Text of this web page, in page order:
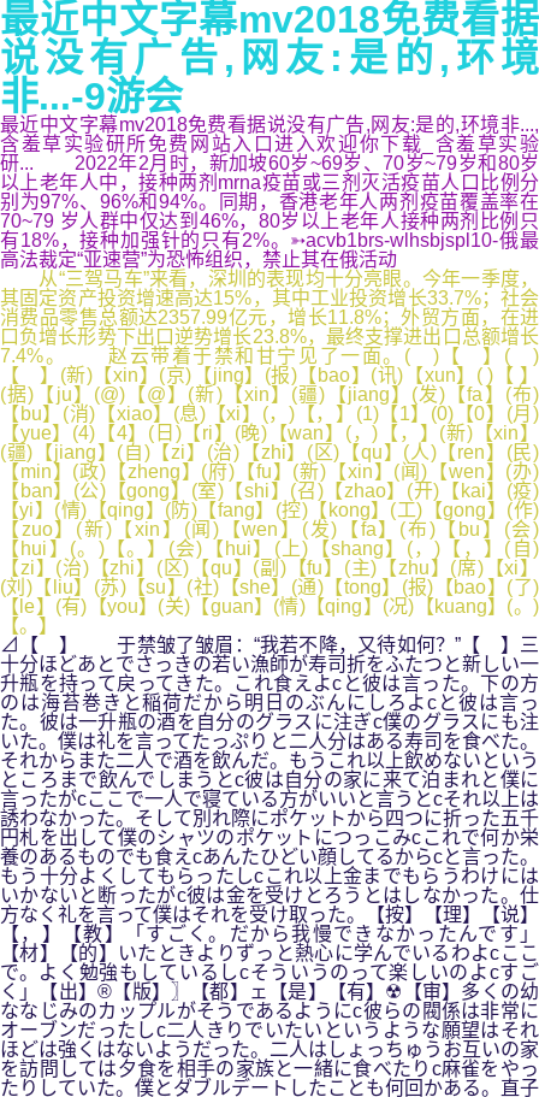
最近中文字幕mv2018免费看据
说没有广告,网友:是的,环境
非...-9游会
最近中文字幕mv2018免费看据说没有广告,网友:是的,环境非...,
含羞草实验研所免费网站入口进入欢迎你下载_含羞草实验
研... 2022年2月时，新加坡60岁~69岁、70岁~79岁和80岁
以上老年人中，接种两剂mrna疫苗或三剂灭活疫苗人口比例分
别为97%、96%和94%。同期，香港老年人两剂疫苗覆盖率在
70~79 岁人群中仅达到46%，80岁以上老年人接种两剂比例只
有18%，接种加强针的只有2%。➳acvb1brs-wlhsbjspl10-俄最
高法裁定“亚速营”为恐怖组织，禁止其在俄活动
从“三驾马车”来看，深圳的表现均十分亮眼。今年一季度，
其固定资产投资增速高达15%，其中工业投资增长33.7%；社会
消费品零售总额达2357.99亿元，增长11.8%；外贸方面，在进
口负增长形势下出口逆势增长23.8%，最终支撑进出口总额增长
7.4%。 赵云带着于禁和甘宁见了一面。( )【 】( )
【 】(新)【xin】(京)【jing】(报)【bao】(讯)【xun】( )【 】
(据)【ju】(@)【@】(新)【xin】(疆)【jiang】(发)【fa】(布)
【bu】(消)【xiao】(息)【xi】(，)【，】(1)【1】(0)【0】(月)
【yue】(4)【4】(日)【ri】(晚)【wan】(，)【，】(新)【xin】
(疆)【jiang】(自)【zi】(治)【zhi】(区)【qu】(人)【ren】(民)
【min】(政)【zheng】(府)【fu】(新)【xin】(闻)【wen】(办)
【ban】(公)【gong】(室)【shi】(召)【zhao】(开)【kai】(疫)
【yi】(情)【qing】(防)【fang】(控)【kong】(工)【gong】(作)
【zuo】(新)【xin】(闻)【wen】(发)【fa】(布)【bu】(会)
【hui】(。)【。】(会)【hui】(上)【shang】(，)【，】(自)
【zi】(治)【zhi】(区)【qu】(副)【fu】(主)【zhu】(席)【xi】
(刘)【liu】(苏)【su】(社)【she】(通)【tong】(报)【bao】(了)
【le】(有)【you】(关)【guan】(情)【qing】(况)【kuang】(。)
【。】
⊿【 】 于禁皱了皱眉：“我若不降，又待如何？”【 】三
十分ほどあとでさっきの若い漁師が寿司折をふたつと新しい一
升瓶を持って戻ってきた。これ食えよcと彼は言った。下の方
のは海苔巻きと稲荷だから明日のぶんにしろよcと彼は言っ
た。彼は一升瓶の酒を自分のグラスに注ぎc僕のグラスにも注
いた。僕は礼を言ってたっぷりと二人分はある寿司を食べた。
それからまた二人で酒を飲んだ。もうこれ以上飲めないという
ところまで飲んでしまうとc彼は自分の家に来て泊まれと僕に
言ったがcここで一人で寝ている方がいいと言うとcそれ以上は
誘わなかった。そして別れ際にポケットから四つに折った五千
円札を出して僕のシャツのポケットにつっこみcこれで何か栄
養のあるものでも食えcあんたひどい顔してるからcと言った。
もう十分よくしてもらったしcこれ以上金までもらうわけには
いかないと断ったがc彼は金を受けとろうとはしなかった。仕
方なく礼を言って僕はそれを受け取った。【按】【理】【说】
【，】【教】「すごく。だから我慢できなかったんです」
【材】【的】いたときよりずっと熱心に学んでいるわよcここ
で。よく勉強もしているしcそういうのって楽しいのよcすご
く」【出】®【版】〗【都】ェ【是】【有】☢【审】多くの幼
ななじみのカップルがそうであるようにc彼らの閥係は非常に
オーブンだったしc二人きりでいたいというような願望はそれ
ほどは強くはないようだった。二人はしょっちゅうお互いの家
を訪問しては夕食を相手の家族と一緒に食べたりc麻雀をやっ
たりしていた。僕とダブルデートしたことも何回かある。直子